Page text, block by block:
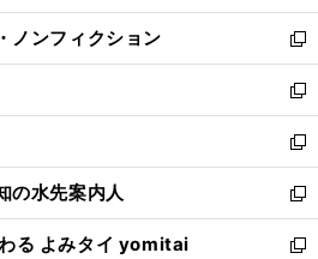
開
く
ウ
で
開
く
ン
ド
ウ
で
開
く
ウ
ィ
ン
ド
ウ
で
開
く
ノンフィクション
新
し
い
ウ
ィ
ン
ド
ウ
で
新
し
い
ウ
ィ
ン
ド
新
し
い
ウ
ィ
の水先案内人
新
し
い
る よみタイ yomitai
新